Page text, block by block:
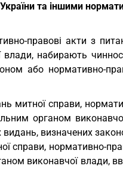
та іншими
правові акти з
набирають
або нормативно-
митної справи,
органом
визначених
справи, нормативно-
виконавчої влади,